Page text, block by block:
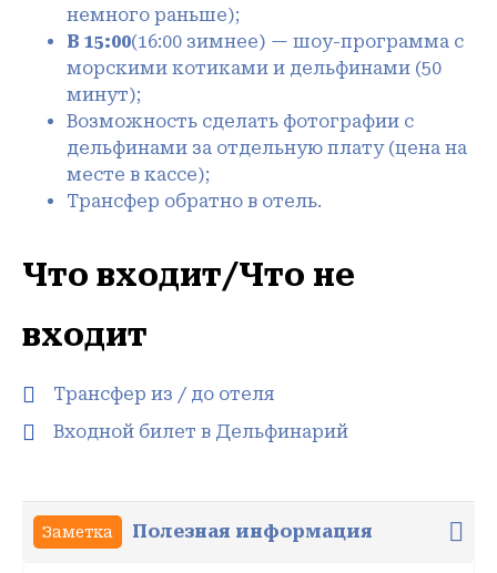
немного раньше);
В 15:00(16:00 зимнее) — шоу-программа с
морскими котиками и дельфинами (50
минут);
Возможность сделать фотографии с
дельфинами за отдельную плату (цена на
месте в кассе);
Трансфер обратно в отель.
Что входит/Что не
входит
Трансфер из / до отеля
Входной билет в Дельфинарий
Заметка Полезная информация